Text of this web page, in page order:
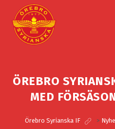
ÖREBRO
MED
Örebro Syrianska IF >